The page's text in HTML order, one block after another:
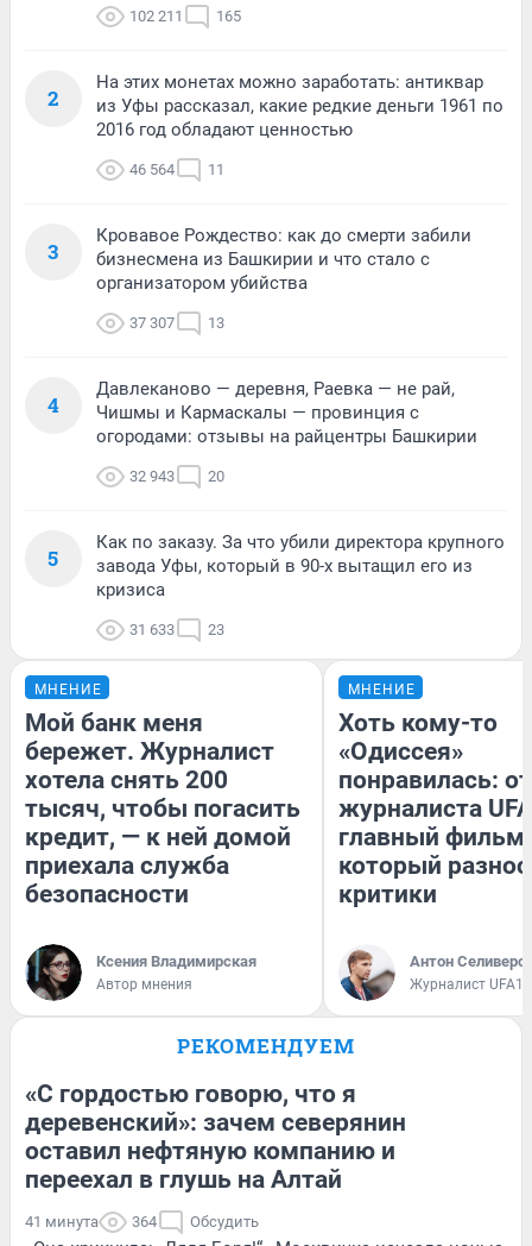
102 211 165
2
На этих монетах можно заработать: антиквар
из Уфы рассказал, какие редкие деньги 1961 по
2016 год обладают ценностью
46 564 11
3
Кровавое Рождество: как до смерти забили
бизнесмена из Башкирии и что стало с
организатором убийства
37 307 13
4
Давлеканово — деревня, Раевка — не рай,
Чишмы и Кармаскалы — провинция с
огородами: отзывы на райцентры Башкирии
32 943 20
5
Как по заказу. За что убили директора крупного
завода Уфы, который в 90-х вытащил его из
кризиса
31 633 23
МНЕНИЕ
Мой банк меня
бережет. Журналист
хотела снять 200
тысяч, чтобы погасить
кредит, — к ней домой
приехала служба
безопасности
Ксения Владимирская
Автор мнения
МНЕНИЕ
Хоть кому-то
«Одиссея»
понравилась:
журналиста
главный фильм
который
критики
Антон
Журналист
РЕКОМЕНДУЕМ
«С гордостью говорю, что я
деревенский»: зачем северянин
оставил нефтяную компанию и
переехал в глушь на Алтай
41 минута 364 Обсудить